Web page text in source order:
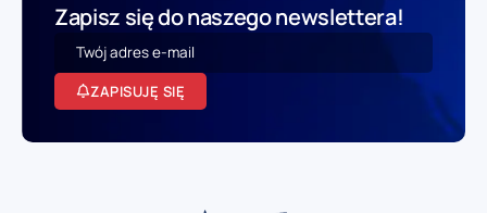
Zapisz się do naszego newslettera!
ZAPISUJĘ SIĘ